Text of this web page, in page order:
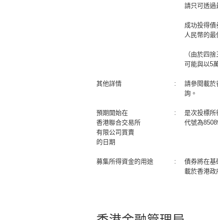
請只可透過
成功投得
人民幣的
（由於四
可能與以5
其他詳情 :
請參閱載於
詢。
預期開始在
香港聯合交易所
有限公司買賣
的日期
:
是次投標所
代號為
募集所得資金的用途 :
債券將在基
載於香港政